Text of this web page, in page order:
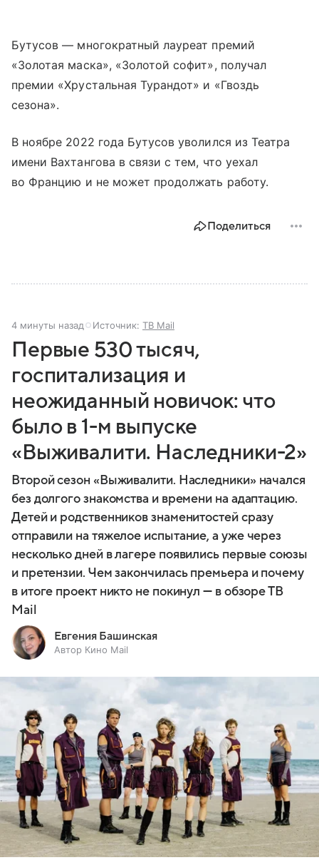
Бутусов — многократный лауреат премий
«Золотая маска», «Золотой софит», получал
премии «Хрустальная Турандот» и «Гвоздь
сезона».
В ноябре 2022 года Бутусов уволился из Театра
имени Вахтангова в связи с тем, что уехал
во Францию и не может продолжать работу.
Поделиться
4 минуты назад Источник: ТВ Mail
Первые 530 тысяч,
госпитализация и
неожиданный новичок: что
было в 1-м выпуске
«Выживалити. Наследники-2»
Второй сезон «Выживалити. Наследники» начался
без долгого знакомства и времени на адаптацию.
Детей и родственников знаменитостей сразу
отправили на тяжелое испытание, а уже через
несколько дней в лагере появились первые союзы
и претензии. Чем закончилась премьера и почему
в итоге проект никто не покинул — в обзоре ТВ
Mail
Евгения Башинская
Автор Кино Mail